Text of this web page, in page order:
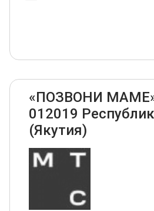
«ПОЗВОНИ
012019
(Якутия)